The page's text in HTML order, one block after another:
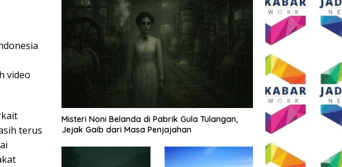
video
terus
Misteri Noni Belanda di Pabrik Gula Tulangan,
Jejak Gaib dari Masa Penjajahan